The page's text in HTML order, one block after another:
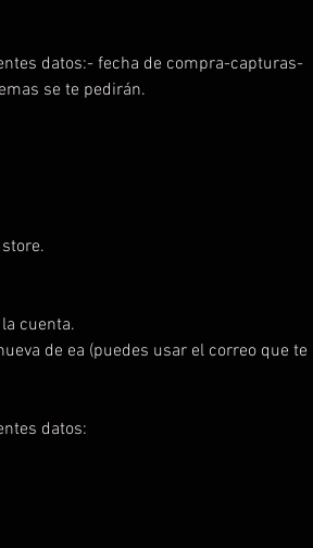
datos:- fecha de compra-capturas-
se te pedirán.
cuenta.
de ea (puedes usar el correo que te
datos: